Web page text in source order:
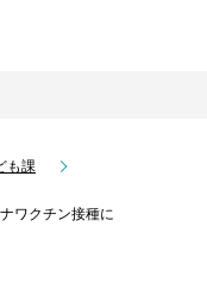
も課
ワクチン接種に